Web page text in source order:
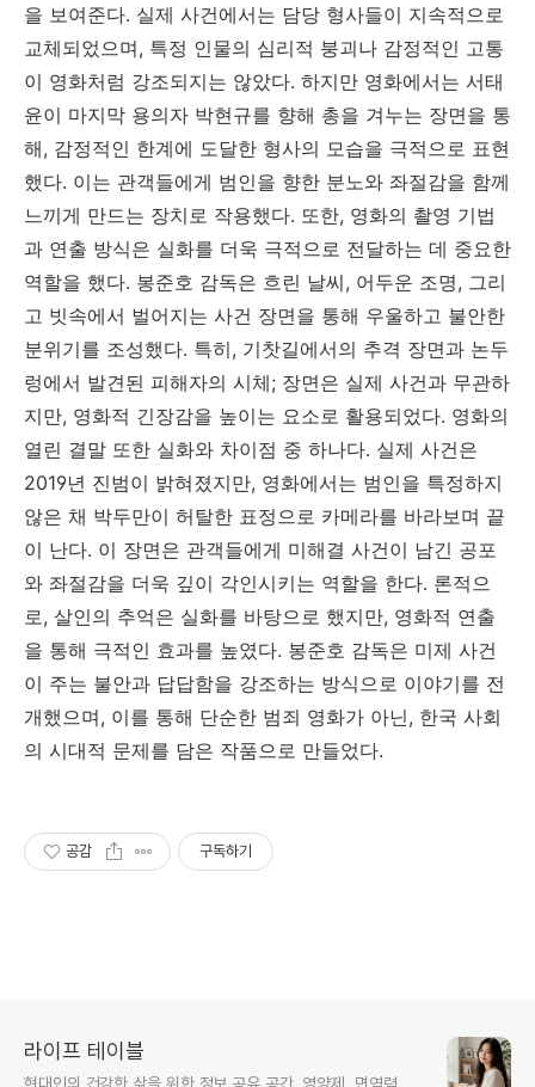
을 보여준다. 실제 사건에서는 담당 형사들이 지속적으로
교체되었으며, 특정 인물의 심리적 붕괴나 감정적인 고통
이 영화처럼 강조되지는 않았다. 하지만 영화에서는 서태
윤이 마지막 용의자 박현규를 향해 총을 겨누는 장면을 통
해, 감정적인 한계에 도달한 형사의 모습을 극적으로 표현
했다. 이는 관객들에게 범인을 향한 분노와 좌절감을 함께
느끼게 만드는 장치로 작용했다. 또한, 영화의 촬영 기법
과 연출 방식은 실화를 더욱 극적으로 전달하는 데 중요한
역할을 했다. 봉준호 감독은 흐린 날씨, 어두운 조명, 그리
고 빗속에서 벌어지는 사건 장면을 통해 우울하고 불안한
분위기를 조성했다. 특히, 기찻길에서의 추격 장면과 논두
렁에서 발견된 피해자의 시체; 장면은 실제 사건과 무관하
지만, 영화적 긴장감을 높이는 요소로 활용되었다. 영화의
열린 결말 또한 실화와 차이점 중 하나다. 실제 사건은
2019년 진범이 밝혀졌지만, 영화에서는 범인을 특정하지
않은 채 박두만이 허탈한 표정으로 카메라를 바라보며 끝
이 난다. 이 장면은 관객들에게 미해결 사건이 남긴 공포
와 좌절감을 더욱 깊이 각인시키는 역할을 한다. 론적으
로, 살인의 추억은 실화를 바탕으로 했지만, 영화적 연출
을 통해 극적인 효과를 높였다. 봉준호 감독은 미제 사건
이 주는 불안과 답답함을 강조하는 방식으로 이야기를 전
개했으며, 이를 통해 단순한 범죄 영화가 아닌, 한국 사회
의 시대적 문제를 담은 작품으로 만들었다.
공감 구독하기
라이프 테이블
현대인의 건강한 삶을 위한 정보 공유 공간. 영양제, 면역력,